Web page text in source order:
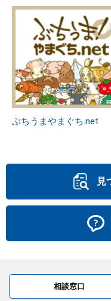
ぶちうまやまぐち.net
見
相談窓口